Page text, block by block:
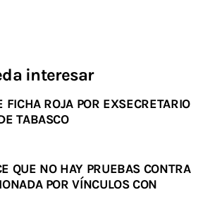
interesar
FICHA ROJA POR EXSECRETARIO
TABASCO
QUE NO HAY PRUEBAS CONTRA
POR VÍNCULOS CON